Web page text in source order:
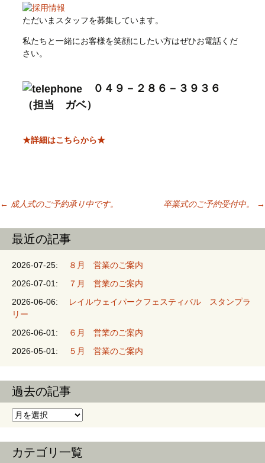
ただいまスタッフを募集しています。
私たちと一緒にお客様を笑顔にしたい方はぜひお電話くだ
さい。
０４９－２８６－３９３６
（担当 ガベ）
★詳細はこちらから★
投稿ナビゲーシ
ョン
← 成人式のご予約承り中です。 卒業式のご予約受付中。 →
最近の記事
2026-07-25:
８月 営業のご案内
2026-07-01:
７月 営業のご案内
2026-06-06:
レイルウェイパークフェスティバル スタンプラ
リー
2026-06-01:
６月 営業のご案内
2026-05-01:
５月 営業のご案内
過去の記事
過去の記事
カテゴリ一覧